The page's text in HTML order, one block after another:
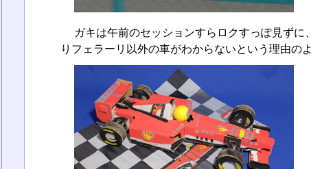
ガキは午前のセッションすらロクすっぽ見ず
りフェラーリ以外の車がわからないという理由のよ